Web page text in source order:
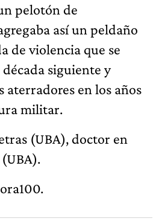
pelotón de
así un peldaño
de violencia que se
siguiente y
aterradores en los años
militar.
(UBA), doctor en